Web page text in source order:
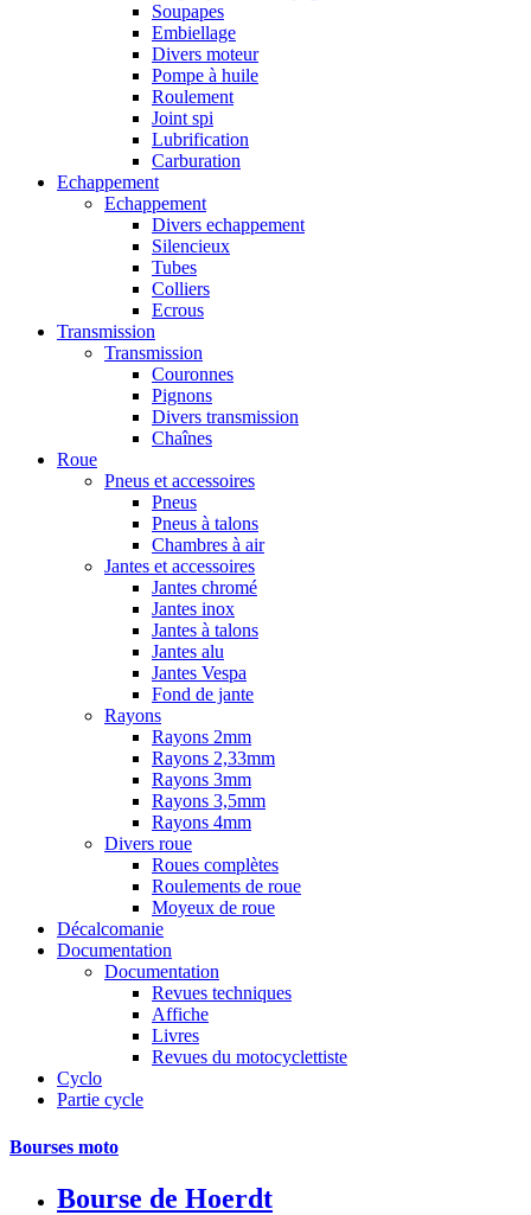
Soupapes
Embiellage
Divers moteur
Pompe à huile
Roulement
Joint spi
Lubrification
Carburation
Echappement
Echappement
Divers echappement
Silencieux
Tubes
Colliers
Ecrous
Transmission
Transmission
Couronnes
Pignons
Divers transmission
Chaînes
Roue
Pneus et accessoires
Pneus
Pneus à talons
Chambres à air
Jantes et accessoires
Jantes chromé
Jantes inox
Jantes à talons
Jantes alu
Jantes Vespa
Fond de jante
Rayons
Rayons 2mm
Rayons 2,33mm
Rayons 3mm
Rayons 3,5mm
Rayons 4mm
Divers roue
Roues complètes
Roulements de roue
Moyeux de roue
Décalcomanie
Documentation
Documentation
Revues techniques
Affiche
Livres
Revues du motocyclettiste
Cyclo
Partie cycle
Bourses moto
Bourse de Hoerdt